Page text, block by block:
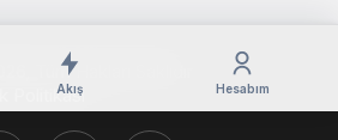
Akış Hesabım
Tüm Hakları Saklıdır
Politikası